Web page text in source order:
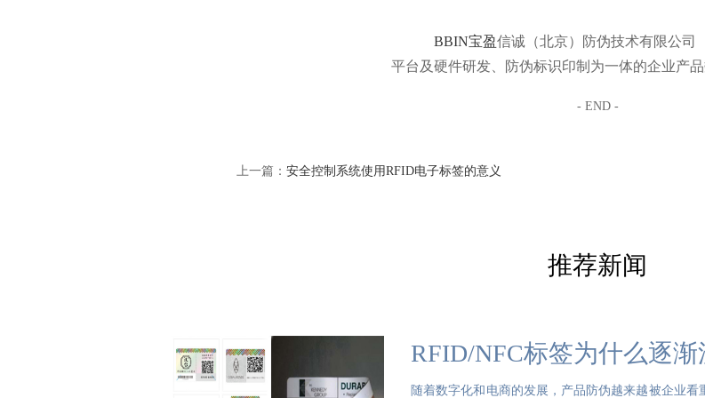
BBIN宝盈信诚（北京）防伪技术有限公司
平台及硬件研发、防伪标识印制为一体的企业产
- END -
上一篇： 安全控制系统使用RFID电子标签的意义
推荐新闻
RFID/NFC标签为什么逐渐
随着数字化和电商的发展，产品防伪越来越被企业